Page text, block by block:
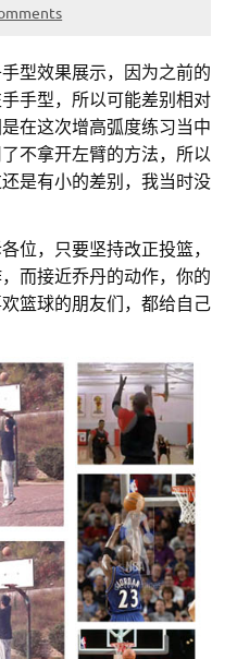
型效果展示，因为之前的
手型，所以可能差别相对
在这次增高弧度练习当中
不拿开左臂的方法，所以
是有小的差别，我当时没
位，只要坚持改正投篮，
而接近乔丹的动作，你的
篮球的朋友们，都给自己